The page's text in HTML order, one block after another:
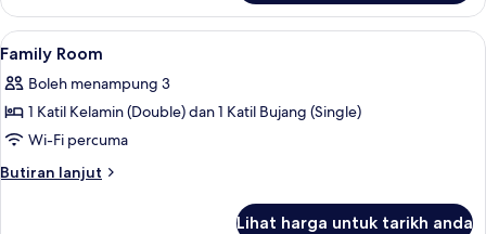
Suite
Lihat
semua
foto
untuk
Family
Room
Family Room | Peralatan tempat
8
Family Room
Boleh menampung 3
1 Katil Kelamin (Double) dan 1 Katil Bujang (Single)
Wi-Fi percuma
Butiran lanjut
Butiran
Lihat harga untuk tarikh anda